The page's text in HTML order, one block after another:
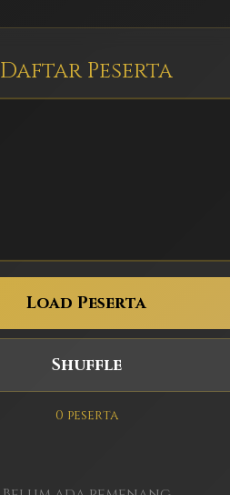
Daftar Peserta
Load Peserta
Shuffle
0 peserta